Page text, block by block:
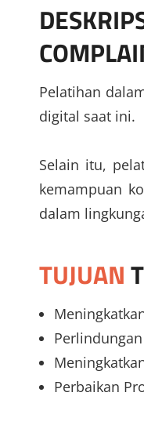
Pelatihan
digital saat ini.
Selain itu,
kemampuan
dalam
TUJUAN
Perbaikan